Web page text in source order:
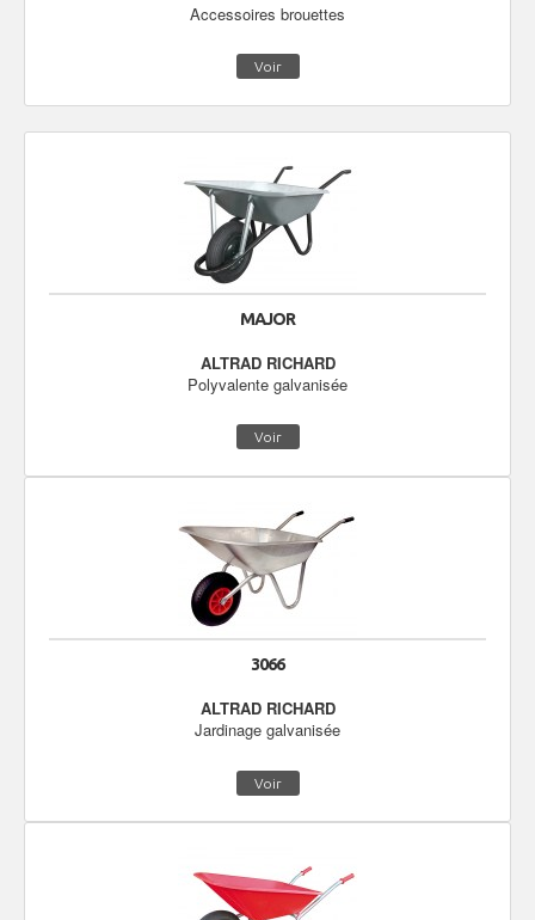
Accessoires brouettes
Voir
MAJOR
ALTRAD RICHARD
Polyvalente galvanisée
Voir
3066
ALTRAD RICHARD
Jardinage galvanisée
Voir